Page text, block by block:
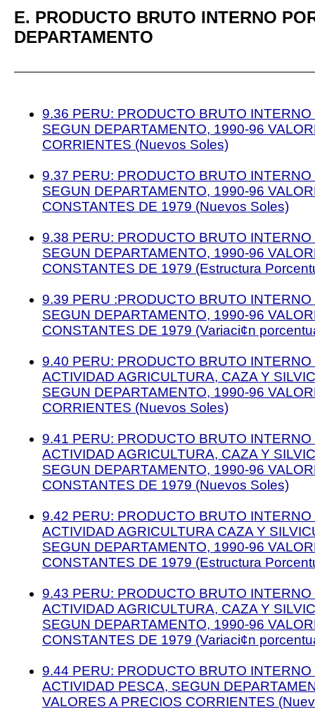
E. PRODUCTO BRUTO INTERNO
DEPARTAMENTO
9.36 PERU: PRODUCTO BRUTO
SEGUN DEPARTAMENTO, 1990-96
CORRIENTES (Nuevos Soles)
9.37 PERU: PRODUCTO BRUTO
SEGUN DEPARTAMENTO, 1990-96
CONSTANTES DE 1979 (Nuevos Soles)
9.38 PERU: PRODUCTO BRUTO
SEGUN DEPARTAMENTO, 1990-96
CONSTANTES DE 1979 (Estructura
9.39 PERU :PRODUCTO BRUTO
SEGUN DEPARTAMENTO, 1990-96
CONSTANTES DE 1979 (Variaci¢n
9.40 PERU: PRODUCTO BRUTO INTERNO
ACTIVIDAD AGRICULTURA, CAZA Y
SEGUN DEPARTAMENTO, 1990-96
CORRIENTES (Nuevos Soles)
9.41 PERU: PRODUCTO BRUTO INTERNO
ACTIVIDAD AGRICULTURA, CAZA Y
SEGUN DEPARTAMENTO, 1990-96
CONSTANTES DE 1979 (Nuevos Soles)
9.42 PERU: PRODUCTO BRUTO INTERNO
ACTIVIDAD AGRICULTURA CAZA Y
SEGUN DEPARTAMENTO, 1990-96
CONSTANTES DE 1979 (Estructura
9.43 PERU: PRODUCTO BRUTO INTERNO
ACTIVIDAD AGRICULTURA, CAZA Y
SEGUN DEPARTAMENTO, 1990-96
CONSTANTES DE 1979 (Variaci¢n
9.44 PERU: PRODUCTO BRUTO INTERNO
ACTIVIDAD PESCA, SEGUN
VALORES A PRECIOS CORRIENTES